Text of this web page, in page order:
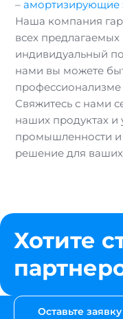
– амортизирующие
Наша компания
всех предлагаемых
индивидуальный
нами вы можете
профессионализме
Свяжитесь с нами
наших продуктах и
промышленности и
решение для
Хотите
Оставьте заявку